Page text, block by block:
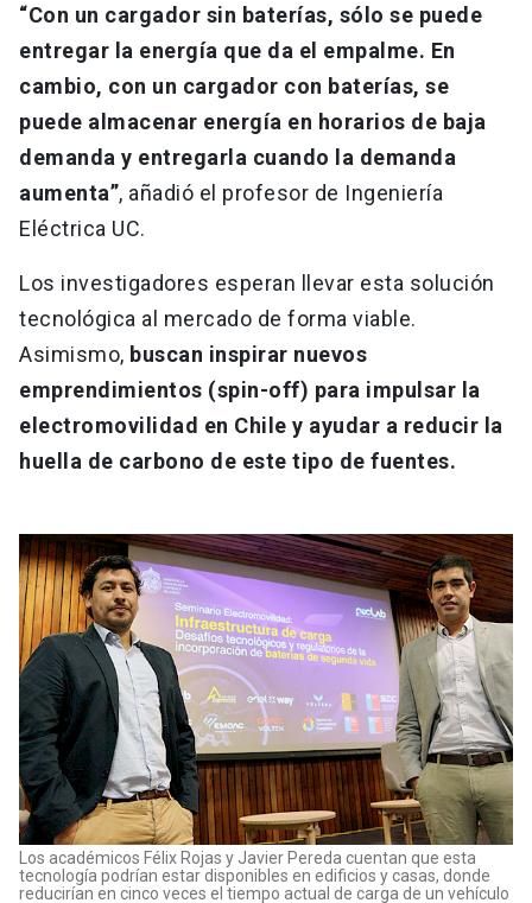
“Con un cargador sin baterías, sólo se puede
entregar la energía que da el empalme. En
cambio, con un cargador con baterías, se
puede almacenar energía en horarios de baja
demanda y entregarla cuando la demanda
aumenta”, añadió el profesor de Ingeniería
Eléctrica UC.
Los investigadores esperan llevar esta solución
tecnológica al mercado de forma viable.
Asimismo, buscan inspirar nuevos
emprendimientos (spin-off) para impulsar la
electromovilidad en Chile y ayudar a reducir la
huella de carbono de este tipo de fuentes.
Los académicos Félix Rojas y Javier Pereda cuentan que esta
tecnología podrían estar disponibles en edificios y casas, donde
reducirían en cinco veces el tiempo actual de carga de un vehículo